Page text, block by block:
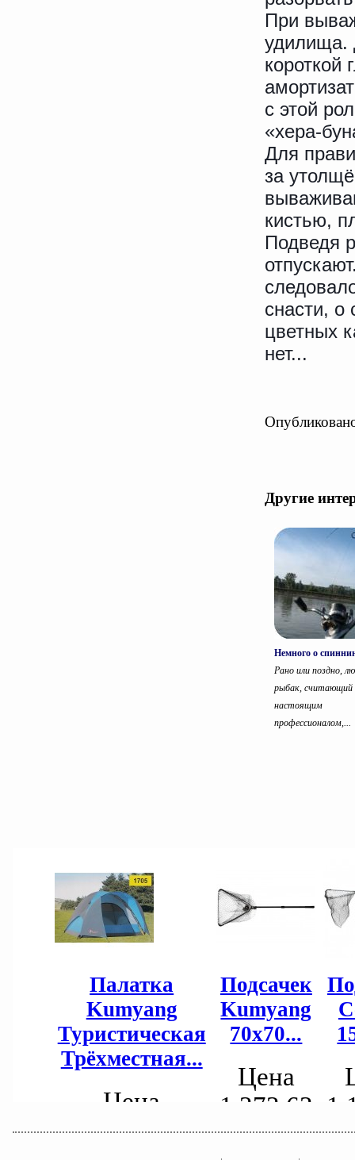
При
удилища.
короткой
с этой
«хера-
Для
за
кистью,
Подведя
снасти, о
цветных
нет...
Другие
Немного о
Рано или поздно,
рыбак, считающий
настоящим
профессионалом,...